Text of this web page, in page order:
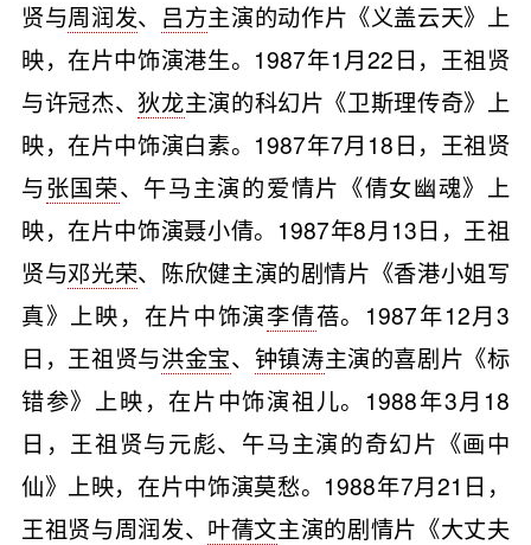
贤与周润发、 吕方主演的动作片《义盖云天》上
映，在片中饰演港生。1987年1月22日，王祖贤
与许冠杰、狄龙主演的科幻片《卫斯理传奇》上
映，在片中饰演白素。1987年7月18日，王祖贤
与张国荣、午马主演的爱情片《倩女幽魂》上
映，在片中饰演聂小倩。1987年8月13日，王祖
贤与邓光荣、陈欣健主演的剧情片《香港小姐写
真》上映，在片中饰演李倩蓓。1987年12月3
日，王祖贤与洪金宝、 钟镇涛主演的喜剧片《标
错参》上映，在片中饰演祖儿。1988年3月18
日，王祖贤与元彪、午马主演的奇幻片《画中
仙》上映，在片中饰演莫愁。1988年7月21日，
王祖贤与周润发、 叶蒨文主演的剧情片《大丈夫